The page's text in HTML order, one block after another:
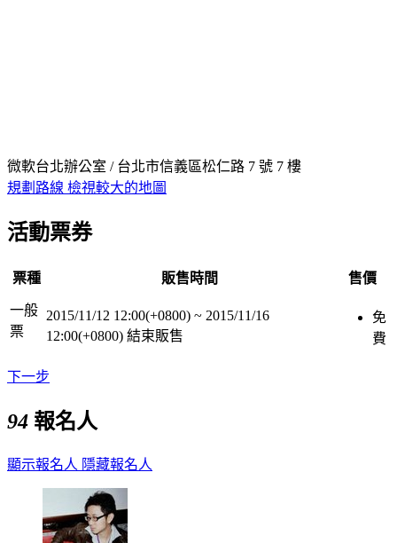
微軟台北辦公室 / 台北市信義區松仁路 7 號 7 樓
規劃路線 檢視較大的地圖
活動票券
票種 販售時間 售價
一般
票
2015/11/12 12:00(+0800) ~ 2015/11/16
12:00(+0800) 結束販售
免
費
下一步
94 報名人
顯示報名人 隱藏報名人